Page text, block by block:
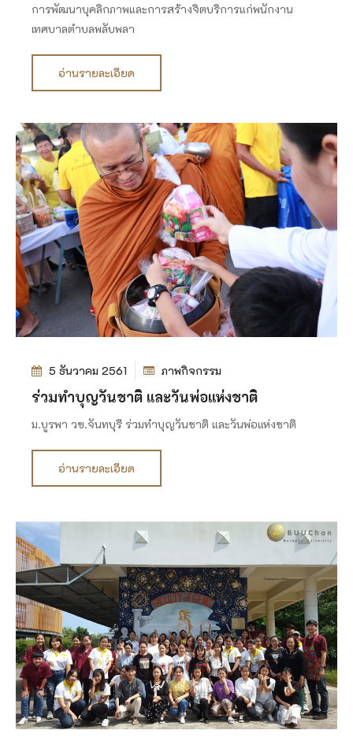
การพัฒนาบุคลิกภาพและการสร้างจิตบริการแก่พนักงาน
เทศบาลตำบลพลับพลา
อ่านรายละเอียด
5 ธันวาคม 2561 ภาพกิจกรรม
ร่วมทำบุญวันชาติ และวันพ่อแห่งชาติ
ม.บูรพา วข.จันทบุรี ร่วมทำบุญวันชาติ และวันพ่อแห่งชาติ
อ่านรายละเอียด